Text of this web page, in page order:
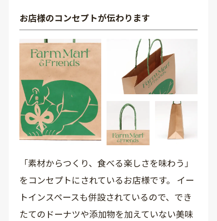
お店様のコンセプトが伝わります
「素材からつくり、食べる楽しさを味わう」
をコンセプトにされているお店様です。 イー
トインスペースも併設されているので、でき
たてのドーナツや添加物を加えていない美味